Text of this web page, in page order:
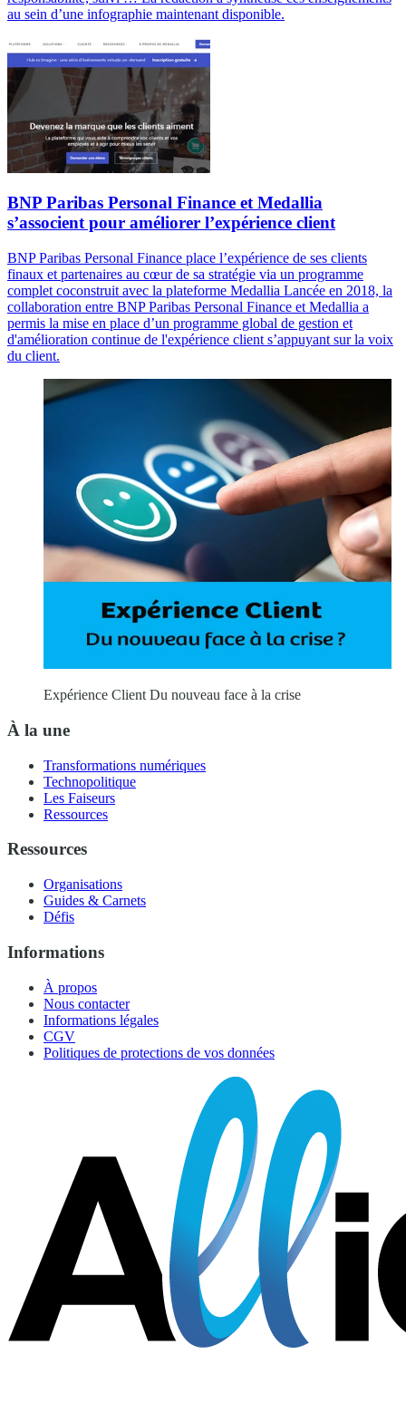
au sein d’une infographie maintenant disponible.
BNP Paribas Personal Finance et Medallia
s’associent pour améliorer l’expérience client
BNP Paribas Personal Finance place l’expérience de ses clients
finaux et partenaires au cœur de sa stratégie via un programme
complet coconstruit avec la plateforme Medallia Lancée en 2018, la
collaboration entre BNP Paribas Personal Finance et Medallia a
permis la mise en place d’un programme global de gestion et
d'amélioration continue de l'expérience client s’appuyant sur la voix
du client.
Expérience Client Du nouveau face à la crise
À la une
Transformations numériques
Technopolitique
Les Faiseurs
Ressources
Ressources
Organisations
Guides & Carnets
Défis
Informations
À propos
Nous contacter
Informations légales
CGV
Politiques de protections de vos données